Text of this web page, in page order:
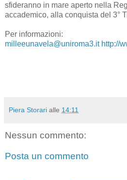
sfideranno in mare aperto nella
accademico, alla conquista del 3°
Per informazioni:
milleeunavela@uniroma3.it http://
Piera Storari alle 14:11
Nessun commento:
Posta un commento